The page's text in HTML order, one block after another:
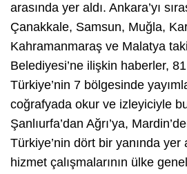
arasında yer aldı. Ankara’yı
Çanakkale, Samsun, Muğla,
Kahramanmaraş ve Malatya
Belediyesi’ne ilişkin haberler,
Türkiye’nin 7 bölgesinde
coğrafyada okur ve izleyiciyle
Şanlıurfa’dan Ağrı’ya,
Türkiye’nin dört bir yanında yer
hizmet çalışmalarının ülke